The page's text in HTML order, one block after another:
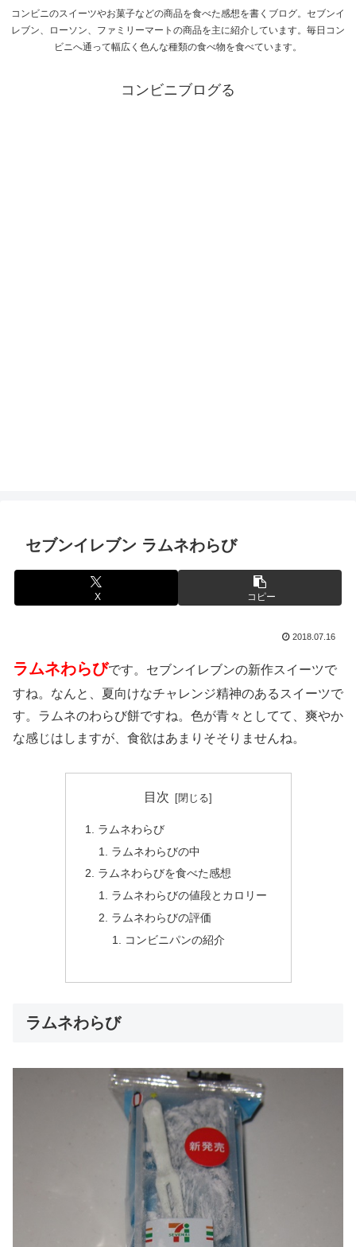
コンビニのスイーツやお菓子などの商品を食べた感想を書くブログ。セブンイ
レブン、ローソン、ファミリーマートの商品を主に紹介しています。毎日コン
ビニへ通って幅広く色んな種類の食べ物を食べています。
コンビニブログる
セブンイレブン ラムネわらび
X コピー
2018.07.16
ラムネわらびです。セブンイレブンの新作スイーツで
すね。なんと、夏向けなチャレンジ精神のあるスイーツで
す。ラムネのわらび餅ですね。色が青々としてて、爽やか
な感じはしますが、食欲はあまりそそりませんね。
目次
ラムネわらび
ラムネわらびの中
ラムネわらびを食べた感想
ラムネわらびの値段とカロリー
ラムネわらびの評価
コンビニパンの紹介
ラムネわらび